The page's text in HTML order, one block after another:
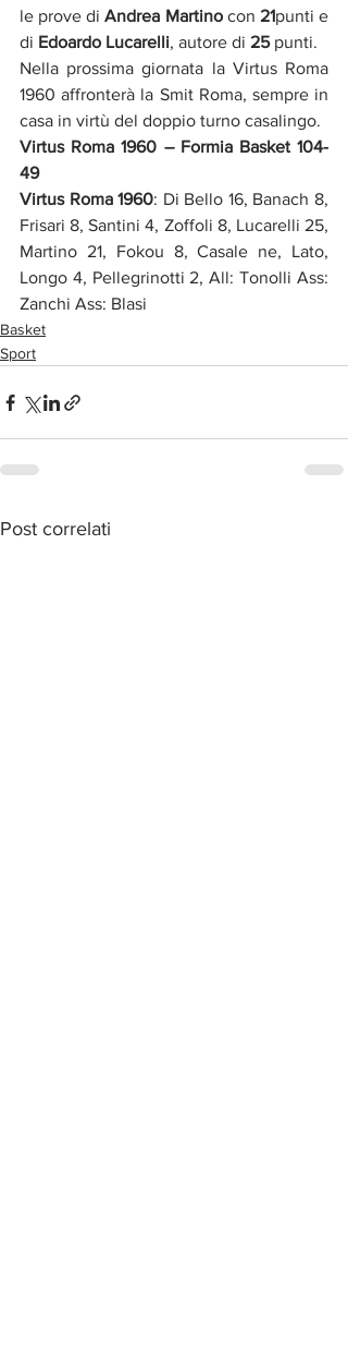
le prove di Andrea Martino con 21punti e
di Edoardo Lucarelli, autore di 25 punti.
Nella prossima giornata la Virtus Roma
1960 affronterà la Smit Roma, sempre in
casa in virtù del doppio turno casalingo.
Virtus Roma 1960 – Formia Basket 104-
49
Virtus Roma 1960: Di Bello 16, Banach 8,
Frisari 8, Santini 4, Zoffoli 8, Lucarelli 25,
Martino 21, Fokou 8, Casale ne, Lato,
Longo 4, Pellegrinotti 2, All: Tonolli Ass:
Zanchi Ass: Blasi
Basket
Sport
Post correlati